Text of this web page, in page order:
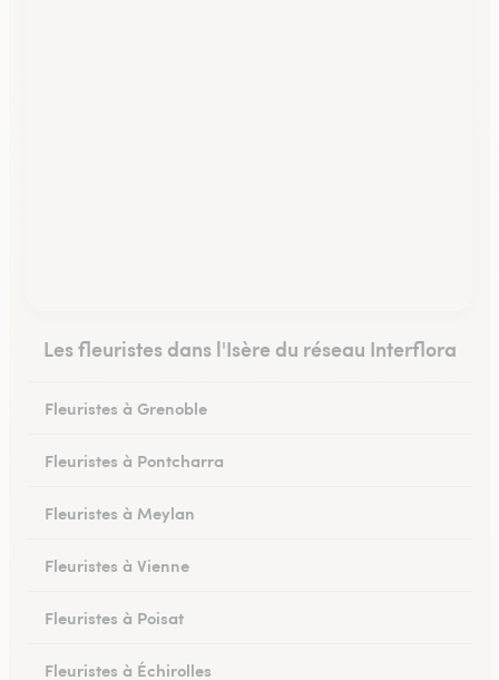
Les fleuristes dans l'Isère du réseau Interflora
Fleuristes à Grenoble
Fleuristes à Pontcharra
Fleuristes à Meylan
Fleuristes à Vienne
Fleuristes à Poisat
Fleuristes à Échirolles